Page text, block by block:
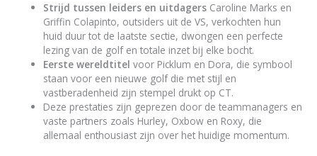
Strijd tussen leiders en uitdagers Caroline Marks en
Griffin Colapinto, outsiders uit de VS, verkochten hun
huid duur tot de laatste sectie, dwongen een perfecte
lezing van de golf en totale inzet bij elke bocht.
Eerste wereldtitel voor Picklum en Dora, die symbool
staan voor een nieuwe golf die met stijl en
vastberadenheid zijn stempel drukt op CT.
Deze prestaties zijn geprezen door de teammanagers en
vaste partners zoals Hurley, Oxbow en Roxy, die
allemaal enthousiast zijn over het huidige momentum.